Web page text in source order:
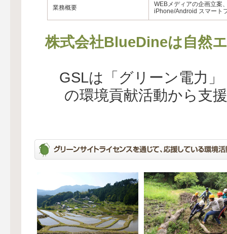
業務概要
WEBメディアの企画立案
iPhone/Android スマート
株式会社BlueDineは自然
GSLは「グリーン電力
の環境貢献活動から支